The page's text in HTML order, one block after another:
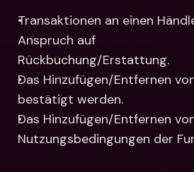
Transaktionen an einen
Anspruch auf
Rückbuchung/Erstattung.
Das Hinzufügen/Entfernen
bestätigt werden.
Das Hinzufügen/Entfernen
Nutzungsbedingungen der